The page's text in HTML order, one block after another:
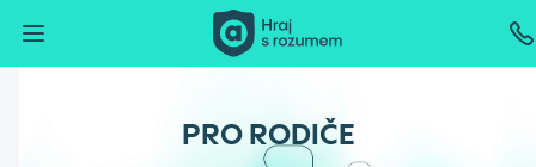
PRO RODIČE